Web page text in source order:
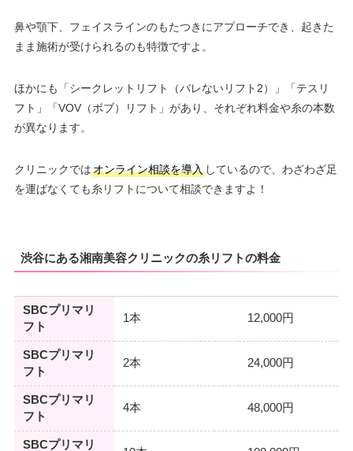
鼻や顎下、フェイスラインのもたつきにアプローチでき、起きた
まま施術が受けられるのも特徴ですよ。
ほかにも「シークレットリフト（バレないリフト2）」「テスリ
フト」「VOV（ボブ）リフト」があり、それぞれ料金や糸の本数
が異なります。
クリニックではオンライン相談を導入しているので、わざわざ足
を運ばなくても糸リフトについて相談できますよ！
渋谷にある湘南美容クリニックの糸リフトの料金
SBCプリマリ
フト
1本 12,000円
SBCプリマリ
フト
2本 24,000円
SBCプリマリ
フト
4本 48,000円
SBCプリマリ